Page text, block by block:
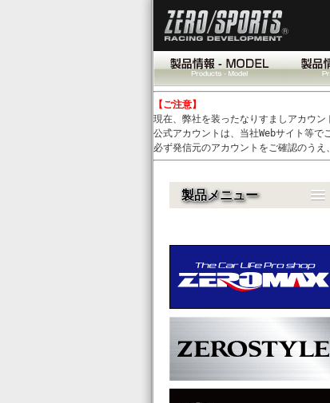
【ご注意】
現在、弊社を装ったなりすましアカウン
公式アカウントは、当社Webサイト等で
必ず発信元のアカウントをご確認のうえ
製品メニュー